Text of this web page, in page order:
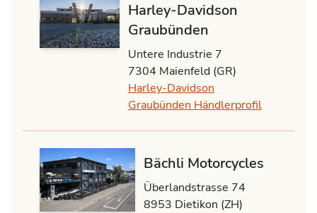
Harley-Davidson
Graubünden
Untere Industrie 7
7304 Maienfeld (GR)
Harley-Davidson
Graubünden Händlerprofil
Bächli Motorcycles
Überlandstrasse 74
8953 Dietikon (ZH)